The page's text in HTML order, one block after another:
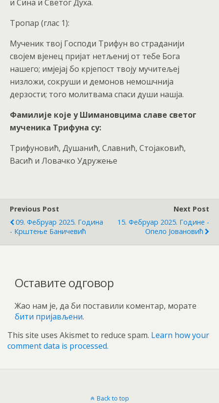
и Сина и Светог Духа.
Тропар (глас 1):
Мученик твој Господи Трифун во страданији
својем вјенец пријат нетљениј от тебе Бога
нашего; имјејај бо крјепост твоју мучитељеј
низложи, сокруши и демонов немошчнија
дерзости; того молитвама спаси души нашја.
Фамилије које у Шимановцима славе светог
мученика Трифуна су:
Трифуновић, Душанић, Славнић, Стојаковић,
Васић и Ловачко Удружење
Previous Post
09. Фебруар 2025. Година
- Крштење Баничевић
Next Post
15. Фебруар 2025. Године -
Опело Јовановић
Оставите одговор
Жао нам је, да би поставили коментар, морате
бити пријављени.
This site uses Akismet to reduce spam. Learn how your
comment data is processed.
Back to top